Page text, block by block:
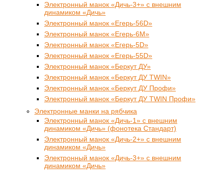
Электронный манок «Дичь-3+» с внешним
динамиком «Дичь»
Электронный манок «Егерь-56D»
Электронный манок «Егерь-6М»
Электронный манок «Егерь-5D»
Электронный манок «Егерь-55D»
Электронный манок «Беркут ДУ»
Электронный манок «Беркут ДУ TWIN»
Электронный манок «Беркут ДУ Профи»
Электронный манок «Беркут ДУ TWIN Профи»
Электронные манки на рябчика
Электронный манок «Дичь-1» с внешним
динамиком «Дичь» (фонотека Стандарт)
Электронный манок «Дичь-2+» с внешним
динамиком «Дичь»
Электронный манок «Дичь-3+» с внешним
динамиком «Дичь»